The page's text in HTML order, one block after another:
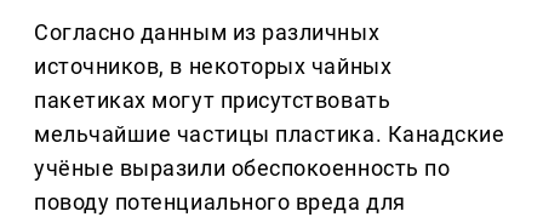
Согласно данным из различных
источников, в некоторых чайных
пакетиках могут присутствовать
мельчайшие частицы пластика. Канадские
учёные выразили обеспокоенность по
поводу потенциального вреда для